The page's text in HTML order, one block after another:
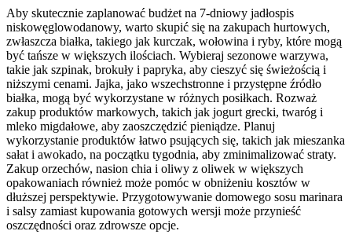
Aby skutecznie zaplanować budżet na 7-dniowy jadłospis
niskowęglowodanowy, warto skupić się na zakupach hurtowych,
zwłaszcza białka, takiego jak kurczak, wołowina i ryby, które mogą
być tańsze w większych ilościach. Wybieraj sezonowe warzywa,
takie jak szpinak, brokuły i papryka, aby cieszyć się świeżością i
niższymi cenami. Jajka, jako wszechstronne i przystępne źródło
białka, mogą być wykorzystane w różnych posiłkach. Rozważ
zakup produktów markowych, takich jak jogurt grecki, twaróg i
mleko migdałowe, aby zaoszczędzić pieniądze. Planuj
wykorzystanie produktów łatwo psujących się, takich jak mieszanka
sałat i awokado, na początku tygodnia, aby zminimalizować straty.
Zakup orzechów, nasion chia i oliwy z oliwek w większych
opakowaniach również może pomóc w obniżeniu kosztów w
dłuższej perspektywie. Przygotowywanie domowego sosu marinara
i salsy zamiast kupowania gotowych wersji może przynieść
oszczędności oraz zdrowsze opcje.